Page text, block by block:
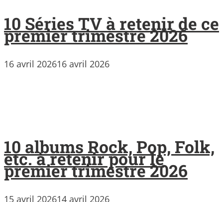
10 Séries TV à retenir de ce
premier trimestre 2026
16 avril 202616 avril 2026
10 albums Rock, Pop, Folk,
etc. à retenir pour le
premier trimestre 2026
15 avril 202614 avril 2026